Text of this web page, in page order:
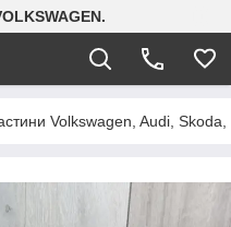
Volkswagen, Audi, Skoda,